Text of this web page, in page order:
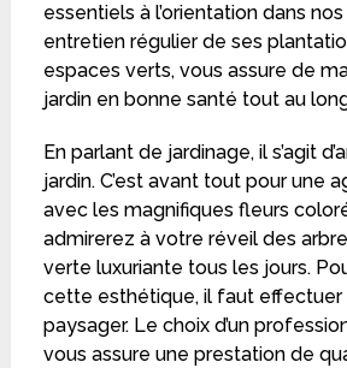
essentiels à l’orientation dans
entretien régulier de ses
espaces verts, vous assure de
jardin en bonne santé tout au
En parlant de jardinage, il s’agit
jardin. C’est avant tout pour une
avec les magnifiques fleurs
admirerez à votre réveil des
verte luxuriante tous les jours.
cette esthétique, il faut effectuer
paysager. Le choix d’un
vous assure une prestation de